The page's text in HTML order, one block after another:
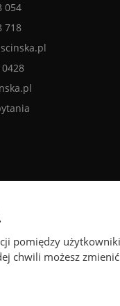
054
718
pomiędzy
chwili możesz